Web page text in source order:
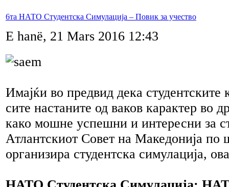
6та НАТО Студентска Симулација – Повик за учество
E hanë, 21 Mars 2016 12:43
Имајќи во предвид дека
сите настаните од ваков карактер во
како мошне успешни и интересни за
Атлантскиот Совет на Македонија по
организира студентска симулација,